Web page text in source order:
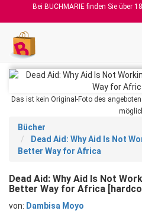
Bei BUCHMARIE finden Sie über
Das ist kein Original-Foto des
Bücher
Dead Aid: Why Aid Is Not
Better Way for Africa
Dead Aid: Why Aid Is Not
Better Way for Africa
von: Dambisa Moyo